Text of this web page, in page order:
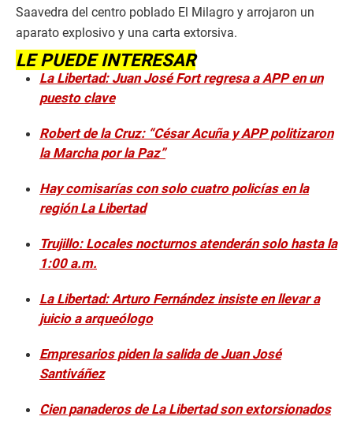
Saavedra del centro poblado El Milagro y arrojaron un
aparato explosivo y una carta extorsiva.
LE PUEDE INTERESAR
La Libertad: Juan José Fort regresa a APP en un
puesto clave
Robert de la Cruz: “César Acuña y APP politizaron
la Marcha por la Paz”
Hay comisarías con solo cuatro policías en la
región La Libertad
Trujillo: Locales nocturnos atenderán solo hasta la
1:00 a.m.
La Libertad: Arturo Fernández insiste en llevar a
juicio a arqueólogo
Empresarios piden la salida de Juan José
Santiváñez
Cien panaderos de La Libertad son extorsionados